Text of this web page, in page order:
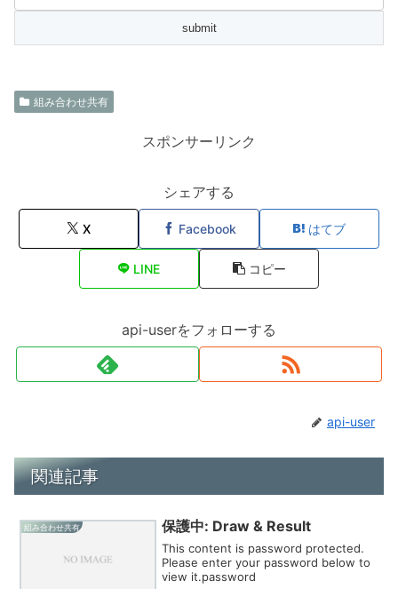
組み合わせ共有
スポンサーリンク
シェアする
X Facebook はてブ
LINE コピー
api-userをフォローする
api-user
関連記事
組み合わせ共有 保護中: Draw & Result
This content is password protected.
Please enter your password below to
view it.password